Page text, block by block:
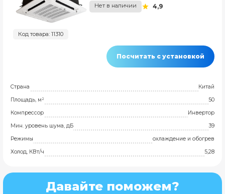
Код товара: 11310
Нет в наличии 4,9
Посчитать с установкой
Страна
Китай
Площадь, м²
50
Компрессор
Инвертор
Мин. уровень шума, дБ
39
Режимы
охлаждение и обогрев
Холод, КВт/ч
5,28
Давайте поможем?